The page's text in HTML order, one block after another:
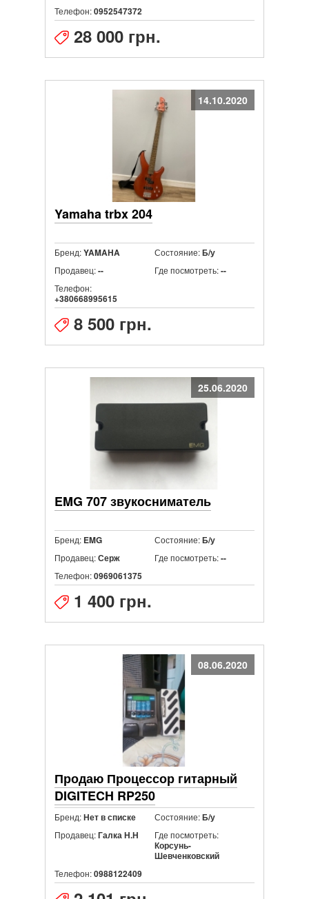
Телефон:0952547372
28 000 грн.
14.10.2020
Yamaha trbx 204
Бренд:YAMAHA Состояние:Б/у
Продавец:-- Где посмотреть:--
Телефон:
+380668995615
8 500 грн.
25.06.2020
EMG 707 звукосниматель
Бренд: EMG Состояние:Б/у
Продавец:Серж Где посмотреть:--
Телефон:0969061375
1 400 грн.
08.06.2020
Продаю Процессор гитарный
DIGITECH RP250
Бренд:Нет в списке Состояние:Б/у
Продавец:Галка Н.Н
Где посмотреть:
Корсунь-
Шевченковский
Телефон:0988122409